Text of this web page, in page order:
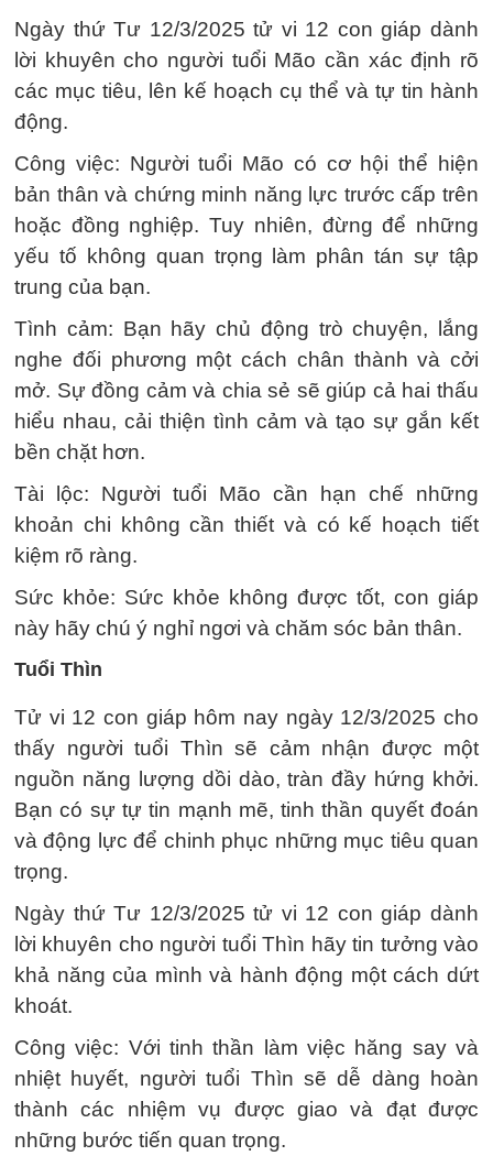
Ngày thứ Tư 12/3/2025 tử vi 12 con giáp dành
lời khuyên cho người tuổi Mão cần xác định rõ
các mục tiêu, lên kế hoạch cụ thể và tự tin hành
động.
Công việc: Người tuổi Mão có cơ hội thể hiện
bản thân và chứng minh năng lực trước cấp trên
hoặc đồng nghiệp. Tuy nhiên, đừng để những
yếu tố không quan trọng làm phân tán sự tập
trung của bạn.
Tình cảm: Bạn hãy chủ động trò chuyện, lắng
nghe đối phương một cách chân thành và cởi
mở. Sự đồng cảm và chia sẻ sẽ giúp cả hai thấu
hiểu nhau, cải thiện tình cảm và tạo sự gắn kết
bền chặt hơn.
Tài lộc: Người tuổi Mão cần hạn chế những
khoản chi không cần thiết và có kế hoạch tiết
kiệm rõ ràng.
Sức khỏe: Sức khỏe không được tốt, con giáp
này hãy chú ý nghỉ ngơi và chăm sóc bản thân.
Tuổi Thìn
Tử vi 12 con giáp hôm nay ngày 12/3/2025 cho
thấy người tuổi Thìn sẽ cảm nhận được một
nguồn năng lượng dồi dào, tràn đầy hứng khởi.
Bạn có sự tự tin mạnh mẽ, tinh thần quyết đoán
và động lực để chinh phục những mục tiêu quan
trọng.
Ngày thứ Tư 12/3/2025 tử vi 12 con giáp dành
lời khuyên cho người tuổi Thìn hãy tin tưởng vào
khả năng của mình và hành động một cách dứt
khoát.
Công việc: Với tinh thần làm việc hăng say và
nhiệt huyết, người tuổi Thìn sẽ dễ dàng hoàn
thành các nhiệm vụ được giao và đạt được
những bước tiến quan trọng.